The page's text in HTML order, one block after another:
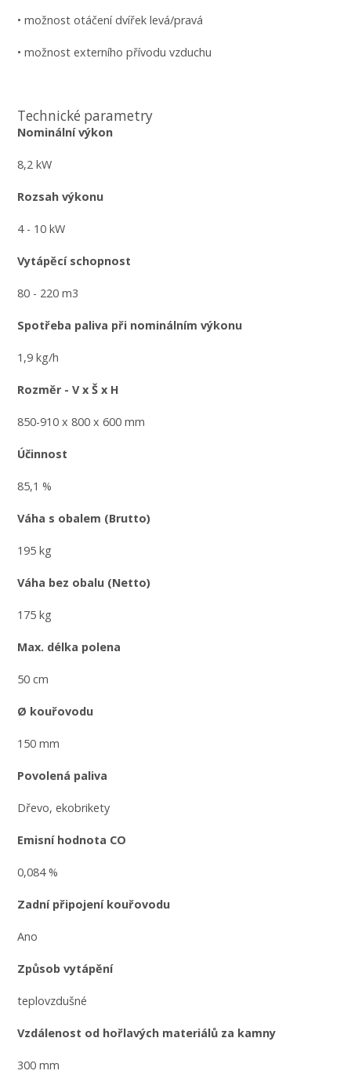
• možnost otáčení dvířek levá/pravá
• možnost externího přívodu vzduchu
Technické parametry
Nominální výkon
8,2 kW
Rozsah výkonu
4 - 10 kW
Vytápěcí schopnost
80 - 220 m3
Spotřeba paliva při nominálním výkonu
1,9 kg/h
Rozměr - V x Š x H
850-910 x 800 x 600 mm
Účinnost
85,1 %
Váha s obalem (Brutto)
195 kg
Váha bez obalu (Netto)
175 kg
Max. délka polena
50 cm
Ø kouřovodu
150 mm
Povolená paliva
Dřevo, ekobrikety
Emisní hodnota CO
0,084 %
Zadní připojení kouřovodu
Ano
Způsob vytápění
teplovzdušné
Vzdálenost od hořlavých materiálů za kamny
300 mm